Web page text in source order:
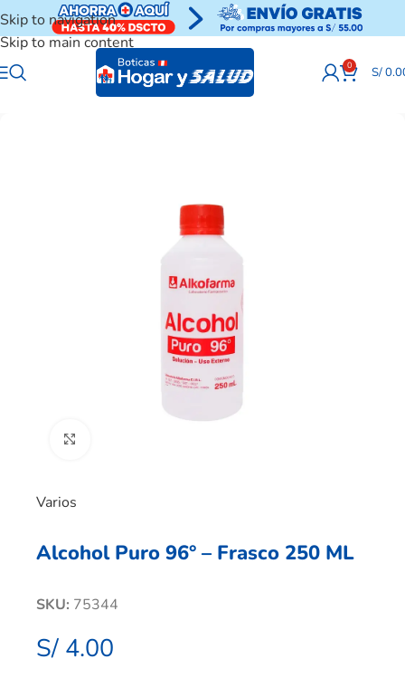
Skip to navigation
Skip to main content
0 S/
Varios
Alcohol Puro 96° – Frasco 250 ML
SKU: 75344
S/ 4.00